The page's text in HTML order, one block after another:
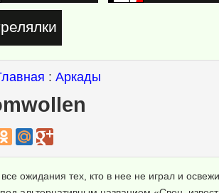
: Аркады
ожидания тех, кто в нее не играл и